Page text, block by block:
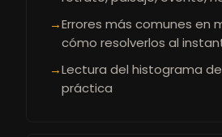
→Errores más comunes en
cómo resolverlos al
→Lectura del histograma
práctica